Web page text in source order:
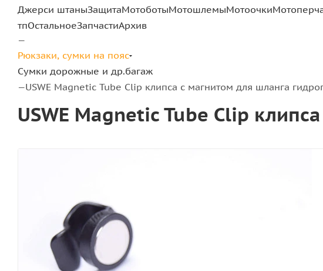
Джерси штаныЗащитаМотоботыМотошлемыМотоочки
тпОстальноеЗапчастиАрхив
—
Рюкзаки, сумки на пояс
Сумки дорожные и др.багаж
—USWE Magnetic Tube Clip клипса с магнитом для шланга
USWE Magnetic Tube Clip